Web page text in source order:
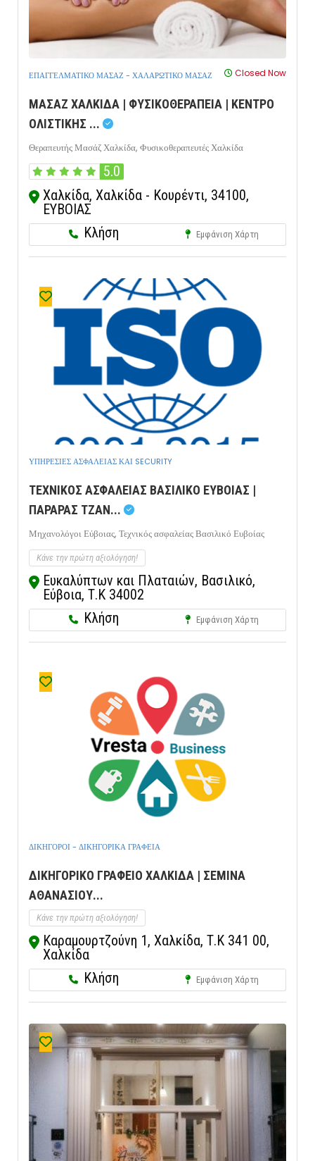
ΕΠΑΓΓΕΛΜΑΤΙΚΟ ΜΑΣΑΖ - ΧΑΛΑΡΩΤΙΚΟ ΜΑΣΑΖ Closed Now
ΜΑΣΑΖ ΧΑΛΚΙΔΑ | ΦΥΣΙΚΟΘΕΡΑΠΕΙΑ | ΚΕΝΤΡΟ
ΟΛΙΣΤΙΚΗΣ ...
Θεραπευτής Μασάζ Χαλκίδα, Φυσικοθεραπευτές Χαλκίδα
5.0
Χαλκίδα, Χαλκίδα - Κουρέντι, 34100,
ΕΥΒΟΙΑΣ
Κλήση
Εμφάνιση Χάρτη
ΥΠΗΡΕΣΙΕΣ ΑΣΦΑΛΕΙΑΣ ΚΑΙ SECURITY
ΤΕΧΝΙΚΟΣ ΑΣΦΑΛΕΙΑΣ ΒΑΣΙΛΙΚΟ ΕΥΒΟΙΑΣ |
ΠΑΡΑΡΑΣ ΤΖΑΝ...
Μηχανολόγοι Εύβοιας, Τεχνικός ασφαλείας Βασιλικό Ευβοίας
Κάνε την πρώτη αξιολόγηση!
Ευκαλύπτων και Πλαταιών, Βασιλικό,
Εύβοια, Τ.Κ 34002
Κλήση
Εμφάνιση Χάρτη
ΔΙΚΗΓΟΡΟΙ - ΔΙΚΗΓΟΡΙΚΑ ΓΡΑΦΕΙΑ
ΔΙΚΗΓΟΡΙΚΟ ΓΡΑΦΕΙΟ ΧΑΛΚΙΔΑ | ΣΕΜΙΝΑ
ΑΘΑΝΑΣΙΟΥ...
Κάνε την πρώτη αξιολόγηση!
Καραμουρτζούνη 1, Χαλκίδα, Τ.Κ 341 00,
Χαλκίδα
Κλήση
Εμφάνιση Χάρτη